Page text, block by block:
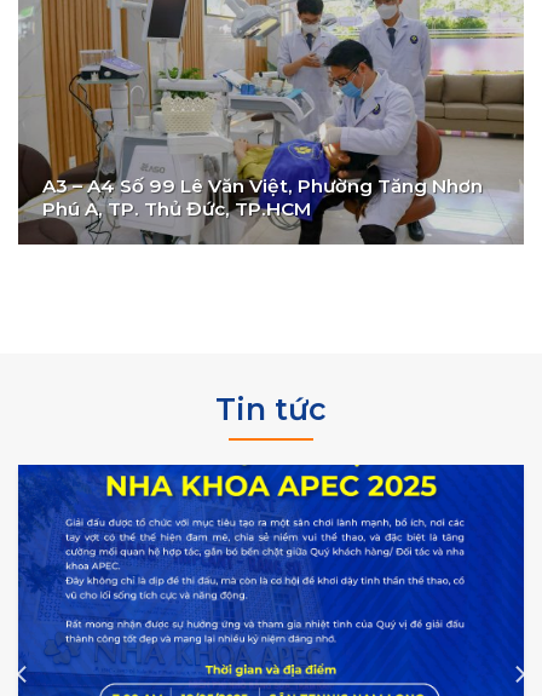
A3 – A4 Số 99 Lê Văn Việt, Phường Tăng Nhơn
Phú A, TP. Thủ Đức, TP.HCM
Tin tức